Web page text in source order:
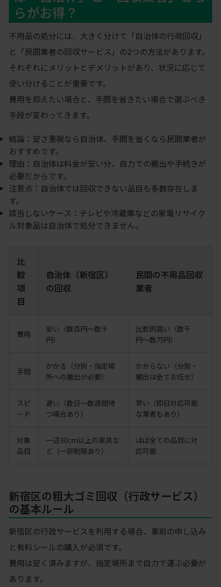
らがお得？
不用品の処分には、大きく分けて「自治体の行政回収」
と「民間業者の回収サービス」の2つの方法があります。
それぞれにメリットとデメリットがあり、状況に応じて
使い分けることが重要です。
費用を抑えたい場合と、手間を省きたい場合で選ぶべき
手段が変わってきます。
結論：安さ重視なら自治体、手間を省くなら民間業者が
おすすめです。
理由：自治体は料金が安い分、自力での搬出や手続きが
必要だからです。
注意点：自治体では回収できない品目も多数存在しま
す。
該当しないケース：テレビや冷蔵庫などの家電リサイク
ル対象品は自治体で処分できません。
比
較
項
目
自治体（新宿区）
の回収
民間の不用品回収
業者
費用
安い（数百円〜数千
円）
比較的高い（数千
円〜数万円）
手間
かかる（分別・指定場
所への搬出が必要）
かからない（分別・
搬出は全てお任せ）
スピ
ード
遅い（数日〜数週間待
つ場合あり）
早い（即日対応可能
な業者もあり）
対象
品目
一辺30cm以上の家具な
ど（一部制限あり）
ほぼ全ての品目に対
応可能
新宿区の粗大ゴミ回収（行政サービス）
の基本ルール
新宿区の行政サービスを利用する場合、事前の申し込み
と有料シールの購入が必須です。
費用は安く済みますが、指定場所まで自力で運ぶ必要が
あります。